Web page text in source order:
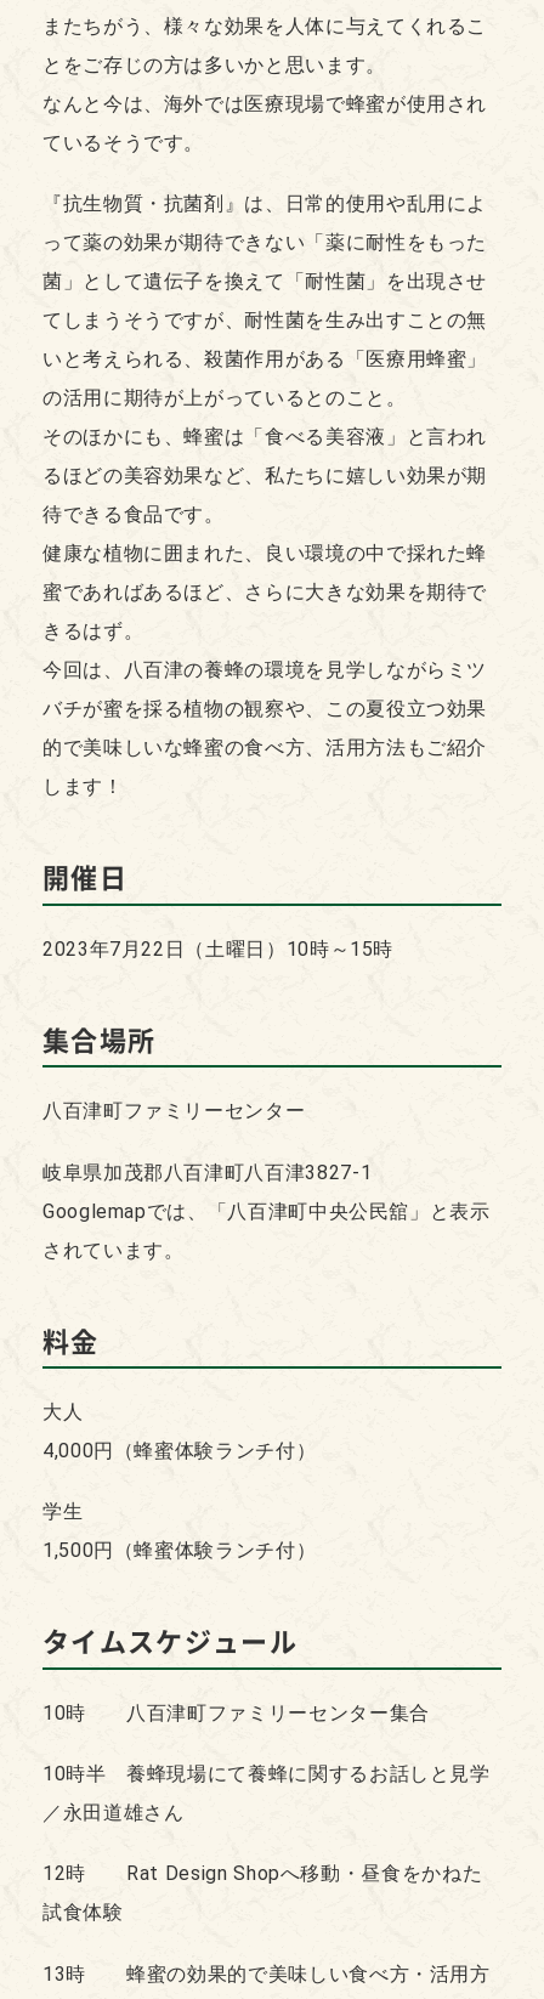
またちがう、様々な効果を人体に与えてくれるこ
とをご存じの方は多いかと思います。
なんと今は、海外では医療現場で蜂蜜が使用され
ているそうです。
『抗生物質・抗菌剤』は、日常的使用や乱用によ
って薬の効果が期待できない「薬に耐性をもった
菌」として遺伝子を換えて「耐性菌」を出現させ
てしまうそうですが、耐性菌を生み出すことの無
いと考えられる、殺菌作用がある「医療用蜂蜜」
の活用に期待が上がっているとのこと。
そのほかにも、蜂蜜は「食べる美容液」と言われ
るほどの美容効果など、私たちに嬉しい効果が期
待できる食品です。
健康な植物に囲まれた、良い環境の中で採れた蜂
蜜であればあるほど、さらに大きな効果を期待で
きるはず。
今回は、八百津の養蜂の環境を見学しながらミツ
バチが蜜を採る植物の観察や、この夏役立つ効果
的で美味しいな蜂蜜の食べ方、活用方法もご紹介
します！
開催日
2023年7月22日（土曜日）10時～15時
集合場所
八百津町ファミリーセンター
岐阜県加茂郡八百津町八百津3827-1
Googlemapでは、「八百津町中央公民舘」と表示
されています。
料金
大人
4,000円（蜂蜜体験ランチ付）
学生
1,500円（蜂蜜体験ランチ付）
タイムスケジュール
10時 八百津町ファミリーセンター集合
10時半 養蜂現場にて養蜂に関するお話しと見学
／永田道雄さん
12時 Rat Design Shopへ移動・昼食をかねた
試食体験
13時 蜂蜜の効果的で美味しい食べ方・活用方